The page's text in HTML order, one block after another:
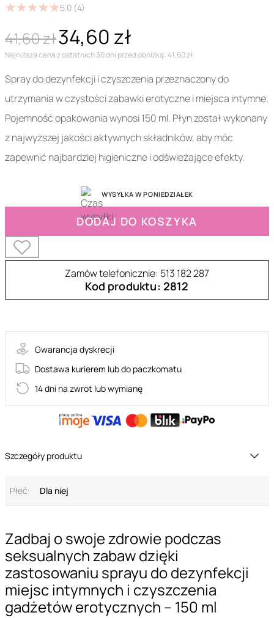
Zadbaj o swoje zdrowie podczas
seksualnych zabaw dzięki
zastosowaniu sprayu do dezynfekcji
miejsc intymnych i czyszczenia
gadżetów erotycznych – 150 ml
★★★★★
★★★★★5.0 (4)
41,60 zł34,60 zł
Najniższa cena z ostatnich 30 dni przed obniżką: 41,60 zł
Spray do dezynfekcji i czyszczenia przeznaczony do
utrzymania w czystości zabawki erotyczne i miejsca intymne.
Pojemność opakowania wynosi 150 ml. Płyn został wykonany
z najwyższej jakości aktywnych składników, aby móc
zapewnić najbardziej higieniczne i odświeżające efekty.
WYSYŁKA W PONIEDZIAŁEK
DODAJ DO KOSZYKA
Zamów telefonicznie: 513 182 287
Kod produktu: 2812
Gwarancja dyskrecji
Dostawa kurierem lub do paczkomatu
14 dni na zwrot lub wymianę
Szczegóły produktu
Płeć: Dla niej